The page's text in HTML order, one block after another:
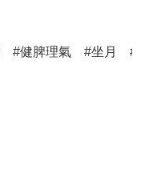
健脾理氣 坐月